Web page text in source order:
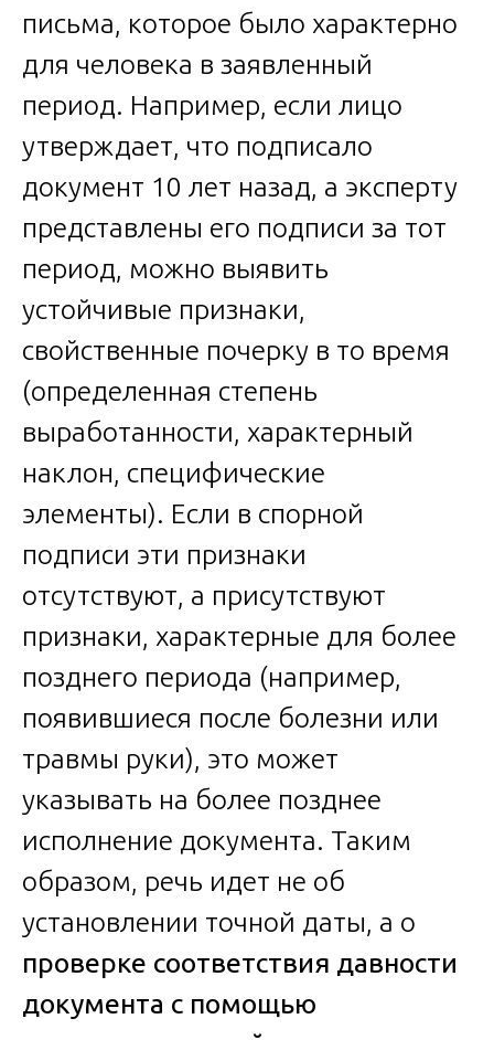
письма, которое было характерно
для человека в заявленный
период. Например, если лицо
утверждает, что подписало
документ 10 лет назад, а эксперту
представлены его подписи за тот
период, можно выявить
устойчивые признаки,
свойственные почерку в то время
(определенная степень
выработанности, характерный
наклон, специфические
элементы). Если в спорной
подписи эти признаки
отсутствуют, а присутствуют
признаки, характерные для более
позднего периода (например,
появившиеся после болезни или
травмы руки), это может
указывать на более позднее
исполнение документа. Таким
образом, речь идет не об
установлении точной даты, а о
проверке соответствия давности
документа с помощью